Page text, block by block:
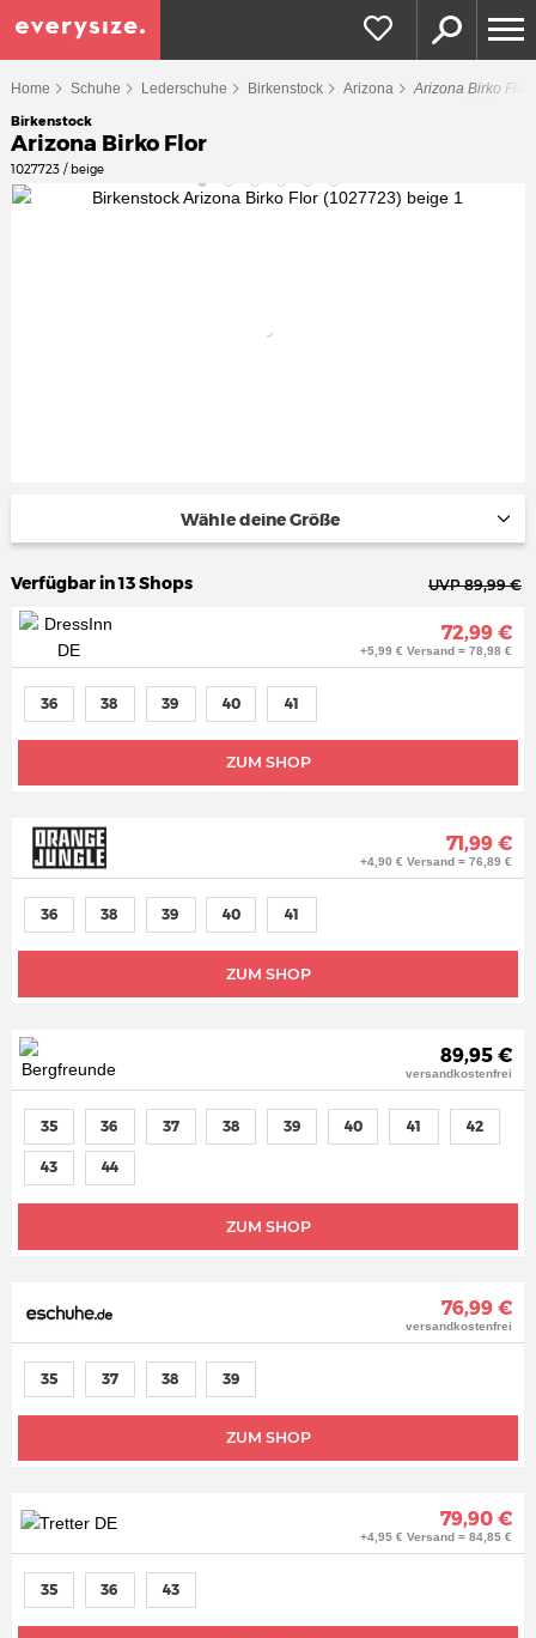
Home Schuhe Lederschuhe Birkenstock Arizona Arizona Birko Flor
Birkenstock
Arizona Birko Flor
1027723 / beige
Wähle deine Größe
Verfügbar in 13 Shops UVP 89,99 €
72,99 €
+5,99 € Versand = 78,98 €
ZUM SHOP
36 38 39 40 41
71,99 €
+4,90 € Versand = 76,89 €
ZUM SHOP
36 38 39 40 41
89,95 €
versandkostenfrei
ZUM SHOP
35 36 37 38 39 40 41 42
43 44
76,99 €
versandkostenfrei
ZUM SHOP
35 37 38 39
79,90 €
+4,95 € Versand = 84,85 €
35 36 43